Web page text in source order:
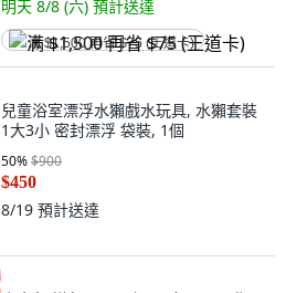
明天 8/8 (六) 預計送達
满 $1,500 再省 $75 (王道卡)
兒童浴室漂浮水獺戲水玩具, 水獺套裝
1大3小 密封漂浮 袋裝, 1個
50%$900
$450
8/19 預計送達